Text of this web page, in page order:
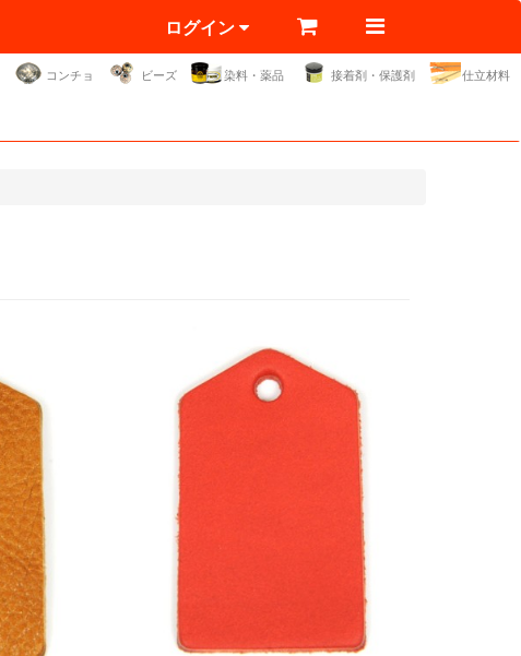
ログイン
コンチョ ビーズ 染料・薬品 接着剤・保護剤 仕立材料